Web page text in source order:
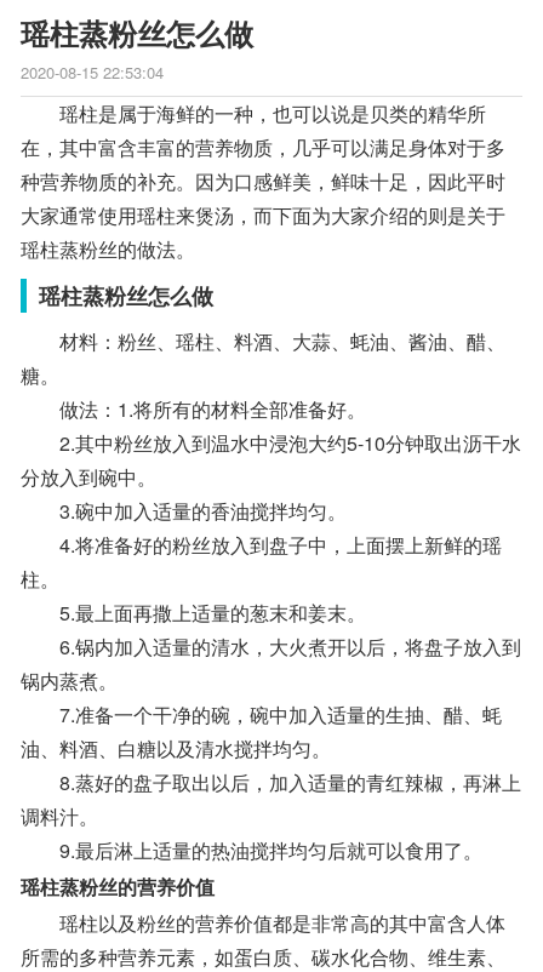
瑶柱蒸粉丝怎么做
2020-08-15 22:53:04
瑶柱是属于海鲜的一种，也可以说是贝类的精华所
在，其中富含丰富的营养物质，几乎可以满足身体对于多
种营养物质的补充。因为口感鲜美，鲜味十足，因此平时
大家通常使用瑶柱来煲汤，而下面为大家介绍的则是关于
瑶柱蒸粉丝的做法。
瑶柱蒸粉丝怎么做
材料：粉丝、瑶柱、料酒、大蒜、蚝油、酱油、醋、
糖。
做法：1.将所有的材料全部准备好。
2.其中粉丝放入到温水中浸泡大约5-10分钟取出沥干水
分放入到碗中。
3.碗中加入适量的香油搅拌均匀。
4.将准备好的粉丝放入到盘子中，上面摆上新鲜的瑶
柱。
5.最上面再撒上适量的葱末和姜末。
6.锅内加入适量的清水，大火煮开以后，将盘子放入到
锅内蒸煮。
7.准备一个干净的碗，碗中加入适量的生抽、醋、蚝
油、料酒、白糖以及清水搅拌均匀。
8.蒸好的盘子取出以后，加入适量的青红辣椒，再淋上
调料汁。
9.最后淋上适量的热油搅拌均匀后就可以食用了。
瑶柱蒸粉丝的营养价值
瑶柱以及粉丝的营养价值都是非常高的其中富含人体
所需的多种营养元素，如蛋白质、碳水化合物、维生素、